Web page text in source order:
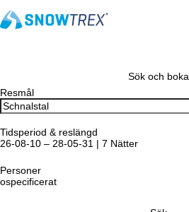
Sök och boka
Resmål
Tidsperiod & reslängd
26-08-10 – 28-05-31 | 7 Nätter
Personer
ospecificerat